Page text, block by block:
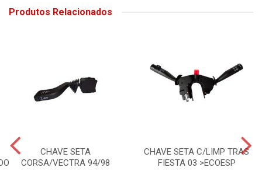
Produtos Relacionados
CHAVE SETA
CORSA/VECTRA 94/98
CHAVE SETA C/LIMP TRAS
FIESTA 03 >ECOESP